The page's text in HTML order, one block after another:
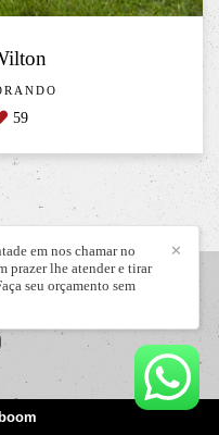
59
✕
em nos chamar no
prazer lhe atender e tirar
seu orçamento sem